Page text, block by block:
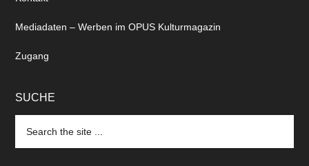
Mediadaten – Werben im OPUS Kulturmagazin
Zugang
SUCHE
the